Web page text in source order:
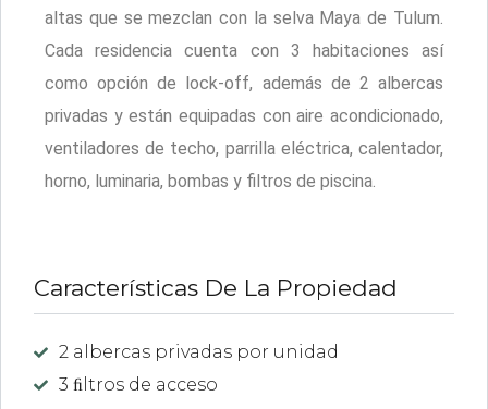
altas que se mezclan con la selva Maya de Tulum.
Cada residencia cuenta con 3 habitaciones así
como opción de lock-off, además de 2 albercas
privadas y están equipadas con aire acondicionado,
ventiladores de techo, parrilla eléctrica, calentador,
horno, luminaria, bombas y filtros de piscina.
Características De La Propiedad
2 albercas privadas por unidad
3 ﬁltros de acceso